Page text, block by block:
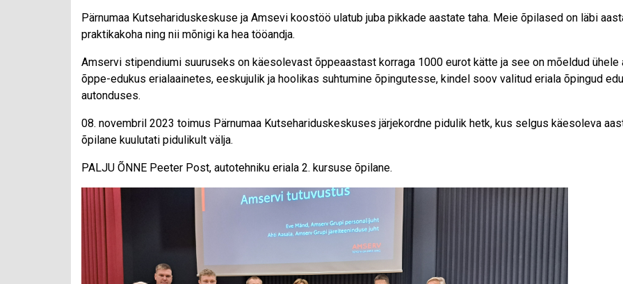
Pärnumaa Kutsehariduskeskuse ja Amsevi koostöö ulatub juba pikkade aastate taha. Meie õpilased on läbi
praktikakoha ning nii mõnigi ka hea tööandja.
Amservi stipendiumi suuruseks on käesolevast õppeaastast korraga 1000 eurot kätte ja see on mõeldud
õppe-edukus erialaainetes, eeskujulik ja hoolikas suhtumine õpingutesse, kindel soov valitud eriala õpingud
autonduses.
08. novembril 2023 toimus Pärnumaa Kutsehariduskeskuses järjekordne pidulik hetk, kus selgus käesoleva
õpilane kuulutati pidulikult välja.
PALJU ÕNNE Peeter Post, autotehniku eriala 2. kursuse õpilane.